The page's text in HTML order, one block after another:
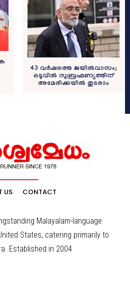
43 വർഷത്തെ ജയിൽവാസം;
ഒടുവിൽ സുബ്രഹ്മണ്യത്തിന്
അമേരിക്കയിൽ തുടരാം
US CONTACT
Malayalam-language
States, catering primarily to
Established in 2004